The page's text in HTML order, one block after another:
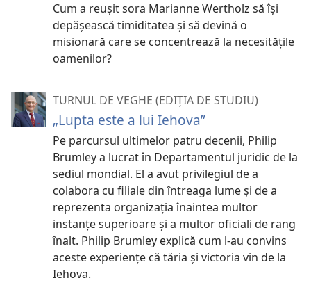
Cum a reușit sora Marianne Wertholz să își
depășească timiditatea și să devină o
misionară care se concentrează la necesitățile
oamenilor?
TURNUL DE VEGHE (EDIȚIA DE STUDIU)
„Lupta este a lui Iehova”
Pe parcursul ultimelor patru decenii, Philip
Brumley a lucrat în Departamentul juridic de la
sediul mondial. El a avut privilegiul de a
colabora cu filiale din întreaga lume și de a
reprezenta organizația înaintea multor
instanțe superioare și a multor oficiali de rang
înalt. Philip Brumley explică cum l-au convins
aceste experiențe că tăria și victoria vin de la
Iehova.